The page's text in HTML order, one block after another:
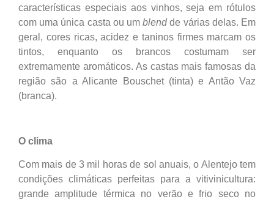
características especiais aos vinhos, seja em rótulos
com uma única casta ou umblendde várias delas. Em
geral, cores ricas, acidez e taninos firmes marcam os
tintos, enquanto os brancos costumam ser
extremamente aromáticos. As castas mais famosas da
região são a Alicante Bouschet (tinta) e Antão Vaz
(branca).
O clima
Com mais de 3 mil horas de sol anuais, o Alentejo tem
condições climáticas perfeitas para a vitivinicultura:
grande amplitude térmica no verão e frio seco no